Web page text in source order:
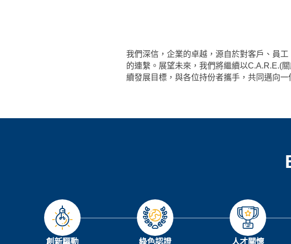
我們深信，企業的卓越，源自於對客戶、員
的連繫。展望未來，我們將繼續以C.A.R.E.(
續發展目標，與各位持份者攜手，共同邁向
創新驅動
綠色認證
人才關懷